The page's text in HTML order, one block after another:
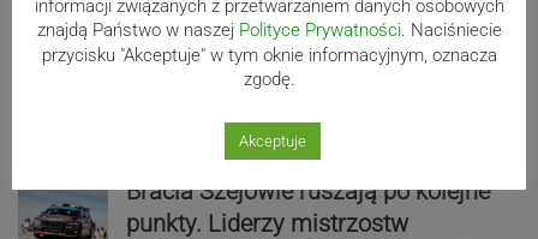
Mistrzowie świata z MCK Żywiec!
Bracia Szejowie ruszają po kolejne
punkty. Liderzy mistrzostw
informacji związanych z przetwarzaniem danych osobowych
znajdą Państwo w naszej Polityce Prywatności. Naciśniecie
przycisku "Akceptuje" w tym oknie informacyjnym, oznacza
zgodę.
Akceptuje